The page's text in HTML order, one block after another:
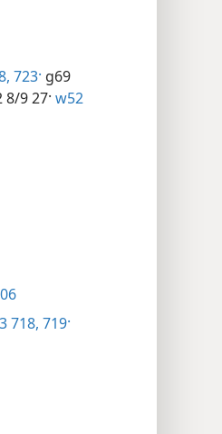
723· g69
8/9 27· w52
718, 719·